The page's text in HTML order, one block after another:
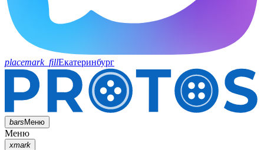
placemark_fillЕкатеринбург
barsМеню
Меню
xmark